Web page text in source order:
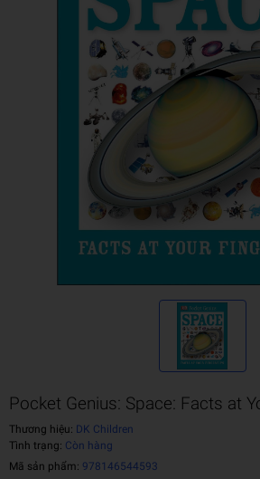
Pocket Genius: Space: Facts at
Thương hiệu: DK Children
Tình trạng: Còn hàng
Mã sản phẩm: 978146544593